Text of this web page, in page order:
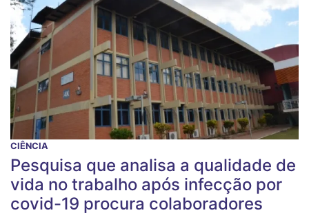
CIÊNCIA
Pesquisa que analisa a qualidade de
vida no trabalho após infecção por
covid-19 procura colaboradores